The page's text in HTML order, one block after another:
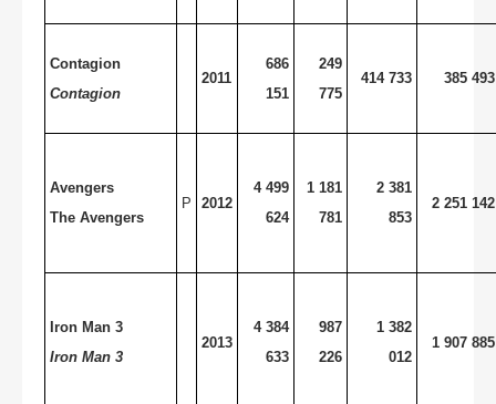
Contagion
Contagion
2011
686
151
249
775
414 733 385 493
Avengers
The Avengers
P 2012
4 499
624
1 181
781
2 381
853
2 251 142
Iron Man 3
Iron Man 3
2013
4 384
633
987
226
1 382
012
1 907 885